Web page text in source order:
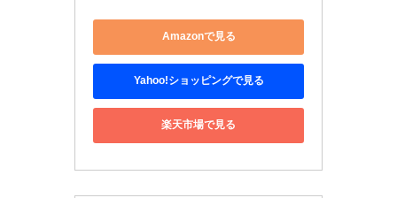
Amazonで見る
Yahoo!ショッピングで見る
楽天市場で見る